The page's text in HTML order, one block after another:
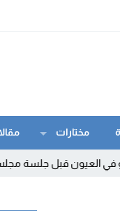
مختارات
قبل جلسة مجلس الأمن